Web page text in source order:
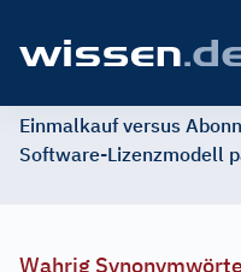
Einmalkauf versus
Software-Lizenzmodell
Wahrig